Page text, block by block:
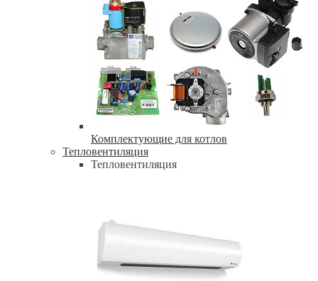
Комплектующие для котлов
Тепловентиляция
Тепловентиляция